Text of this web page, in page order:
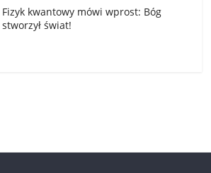
Fizyk kwantowy mówi wprost: Bóg
stworzył świat!